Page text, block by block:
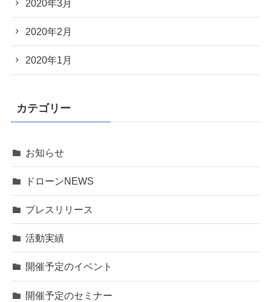
2020年3月
2020年2月
2020年1月
カテゴリー
お知らせ
ドローンNEWS
プレスリリース
活動実績
開催予定のイベント
開催予定のセミナー